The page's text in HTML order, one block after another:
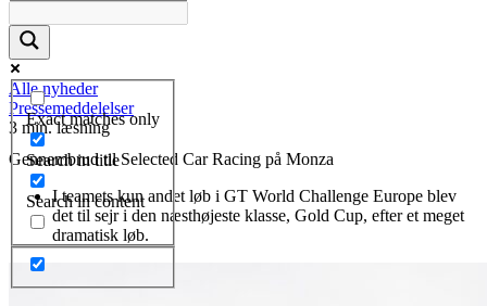
Exact matches only
Search in title
Search in content
Alle nyheder
Pressemeddelelser
3 min. læsning
Gennembrud til Selected Car Racing på Monza
I teamets kun andet løb i GT World Challenge Europe blev
det til sejr i den næsthøjeste klasse, Gold Cup, efter et meget
dramatisk løb.